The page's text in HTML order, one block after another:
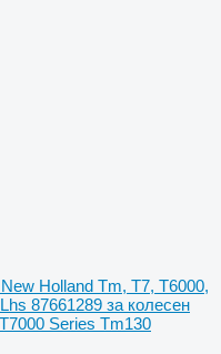
Holland Tm, T7, T6000,
87661289 за колесен
Series Tm130